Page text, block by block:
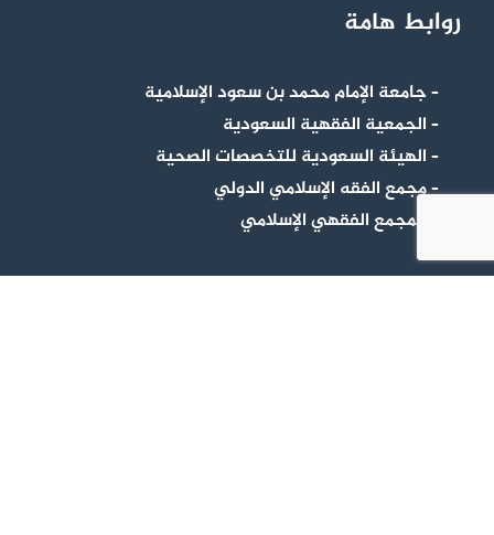
روابط هامة
– جامعة الإمام محمد بن سعود الإسلامية
– الجمعية الفقهية السعودية
– الهيئة السعودية للتخصصات الصحية
– مجمع الفقه الإسلامي الدولي
– المجمع الفقهي الإسلامي